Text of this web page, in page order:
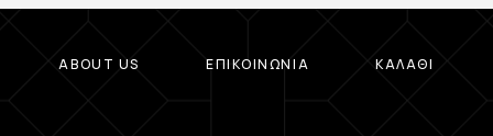
ABOUT US ΕΠΙΚΟΙΝΩΝΊΑ ΚΑΛΆΘΙ